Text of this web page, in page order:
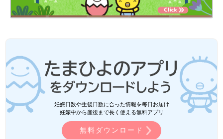
妊娠日数や生後日数に合った情報を毎日お届け
妊娠中から産後まで長く使える無料アプリ
無料ダウンロード